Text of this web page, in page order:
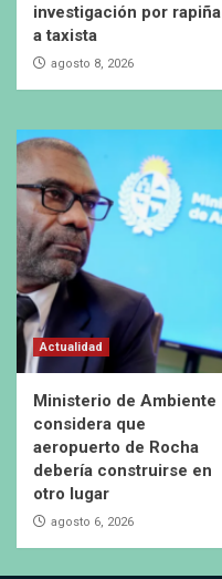
investigación por rapiña
a taxista
agosto 8, 2026
Actualidad
Ministerio de Ambiente
considera que
aeropuerto de Rocha
debería construirse en
otro lugar
agosto 6, 2026